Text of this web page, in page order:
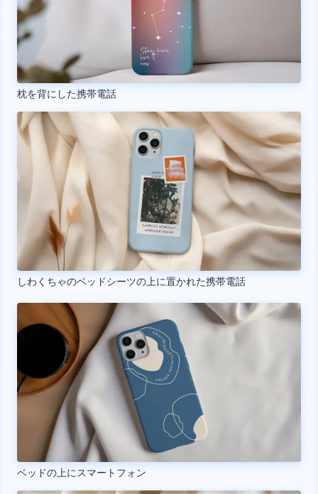
枕を背にした携帯電話
しわくちゃのベッドシーツの上に置かれた携帯電話
ベッドの上にスマートフォン